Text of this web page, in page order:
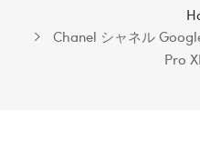
Chanel シャネル
Pro